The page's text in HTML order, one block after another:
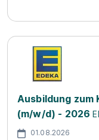
Ausbildung zum
(m/w/d) - 2026
01.08.2026